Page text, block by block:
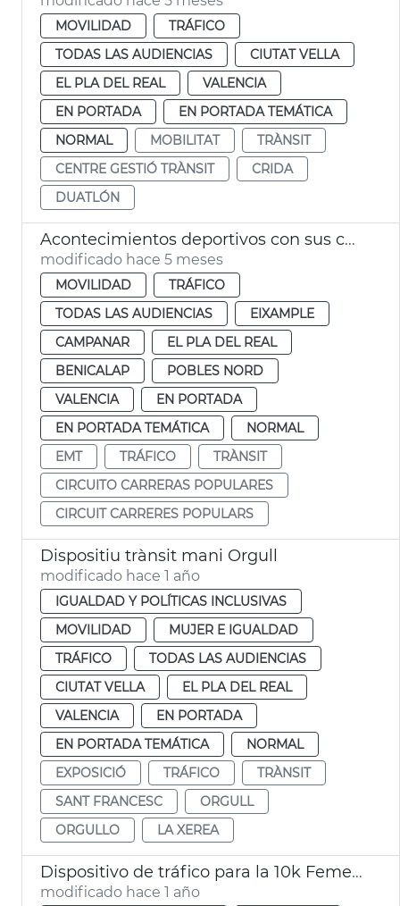
MOVILIDAD
TRÁFICO
TODAS LAS AUDIENCIAS
CIUTAT VELLA
EL PLA DEL REAL
VALENCIA
EN PORTADA
EN PORTADA TEMÁTICA
NORMAL
MOBILITAT
TRÀNSIT
CENTRE GESTIÓ TRÀNSIT
CRIDA
DUATLÓN
Acontecimientos deportivos con sus cortes de tráfico en València
modificado hace 5 meses
MOVILIDAD
TRÁFICO
TODAS LAS AUDIENCIAS
EIXAMPLE
CAMPANAR
EL PLA DEL REAL
BENICALAP
POBLES NORD
VALENCIA
EN PORTADA
EN PORTADA TEMÁTICA
NORMAL
EMT
TRÁFICO
TRÀNSIT
CIRCUITO CARRERAS POPULARES
CIRCUIT CARRERES POPULARS
Dispositiu trànsit mani Orgull
modificado hace 1 año
IGUALDAD Y POLÍTICAS INCLUSIVAS
MOVILIDAD
MUJER E IGUALDAD
TRÁFICO
TODAS LAS AUDIENCIAS
CIUTAT VELLA
EL PLA DEL REAL
VALENCIA
EN PORTADA
EN PORTADA TEMÁTICA
NORMAL
EXPOSICIÓ
TRÁFICO
TRÀNSIT
SANT FRANCESC
ORGULL
ORGULLO
LA XEREA
Dispositivo de tráfico para la 10k Femenina
modificado hace 1 año